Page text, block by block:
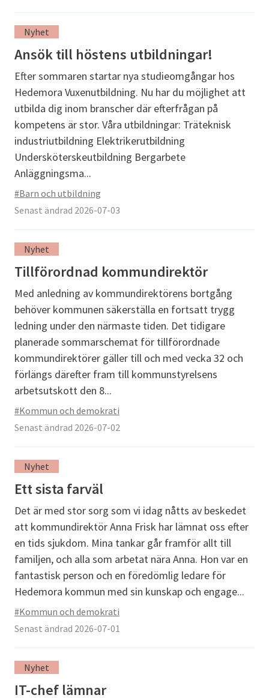
Nyhet
Ansök till höstens utbildningar!
Efter sommaren startar nya studieomgångar hos
Hedemora Vuxenutbildning. Nu har du möjlighet att
utbilda dig inom branscher där efterfrågan på
kompetens är stor. Våra utbildningar: Träteknisk
industriutbildning Elektrikerutbildning
Undersköterskeutbildning Bergarbete
Anläggningsma...
#Barn och utbildning
Senast ändrad 2026-07-03
Nyhet
Tillförordnad kommundirektör
Med anledning av kommundirektörens bortgång
behöver kommunen säkerställa en fortsatt trygg
ledning under den närmaste tiden. Det tidigare
planerade sommarschemat för tillförordnade
kommundirektörer gäller till och med vecka 32 och
förlängs därefter fram till kommunstyrelsens
arbetsutskott den 8...
#Kommun och demokrati
Senast ändrad 2026-07-02
Nyhet
Ett sista farväl
Det är med stor sorg som vi idag nåtts av beskedet
att kommundirektör Anna Frisk har lämnat oss efter
en tids sjukdom. Mina tankar går framför allt till
familjen, och alla som arbetat nära Anna. Hon var en
fantastisk person och en föredömlig ledare för
Hedemora kommun med sin kunskap och engage...
#Kommun och demokrati
Senast ändrad 2026-07-01
Nyhet
IT-chef lämnar